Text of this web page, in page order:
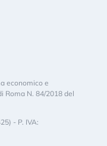
economico e
Roma N. 84/2018 del
- P. IVA: